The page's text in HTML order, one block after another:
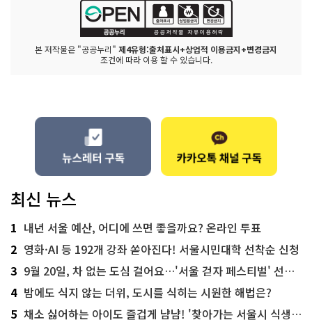
본 저작물은 "공공누리" 제4유형:출처표시+상업적 이용금지+변경금지
조건에 따라 이용 할 수 있습니다.
최신 뉴스
1 내년 서울 예산, 어디에 쓰면 좋을까요? 온라인 투표
2 영화·AI 등 192개 강좌 쏟아진다! 서울시민대학 선착순 신청
3 9월 20일, 차 없는 도심 걸어요…'서울 걷자 페스티벌' 선착순 5천명
4 밤에도 식지 않는 더위, 도시를 식히는 시원한 해법은?
5 채소 싫어하는 아이도 즐겁게 냠냠! '찾아가는 서울시 식생활 교육' 현장